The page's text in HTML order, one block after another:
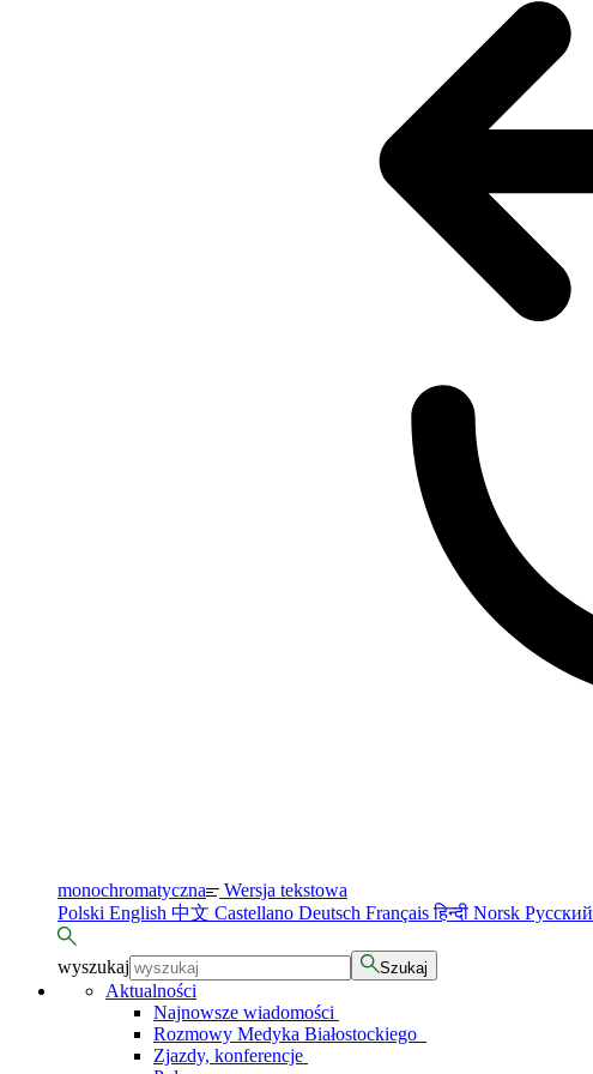
monochromatyczna Wersja tekstowa
Polski English 中文 Castellano Deutsch Françaisहिन्दी Norsk Русский
wyszukaj Szukaj
Aktualności
Najnowsze wiadomości
Rozmowy Medyka Białostockiego
Zjazdy, konferencje